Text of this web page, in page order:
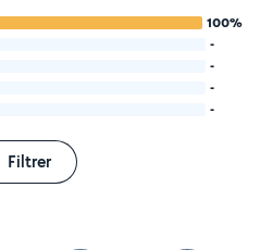
100%
-
-
-
-
Filtrer